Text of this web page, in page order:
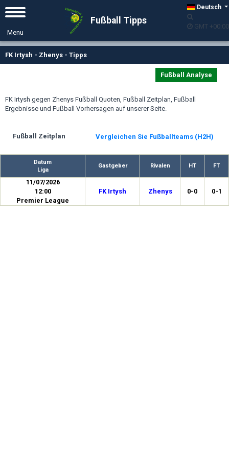
Deutsch
GMT +00:00
Fußball Tipps
FK Irtysh - Zhenys - Tipps
Fußball Analyse
FK Irtysh gegen Zhenys Fußball Quoten, Fußball Zeitplan, Fußball
Ergebnisse und Fußball Vorhersagen auf unserer Seite.
Fußball Zeitplan Vergleichen Sie Fußballteams (H2H)
Datum
Liga
Gastgeber Rivalen HT FT
11/07/2026
12:00
Premier League
FK Irtysh Zhenys 0-0 0-1